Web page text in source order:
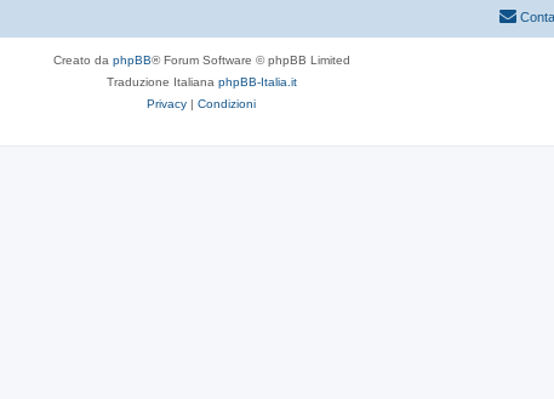
Creato da phpBB® Forum Software © phpBB Limited
Traduzione Italiana phpBB-Italia.it
Privacy | Condizioni